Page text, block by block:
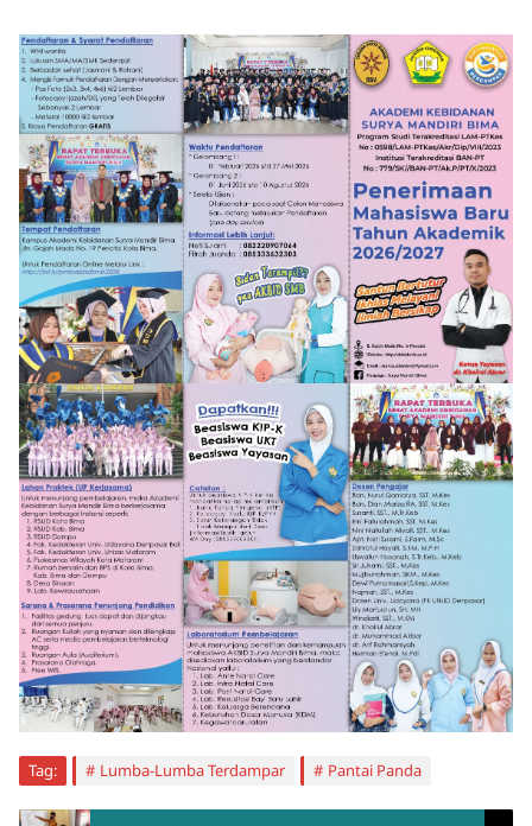
Tag: Lumba-Lumba Terdampar Pantai Panda